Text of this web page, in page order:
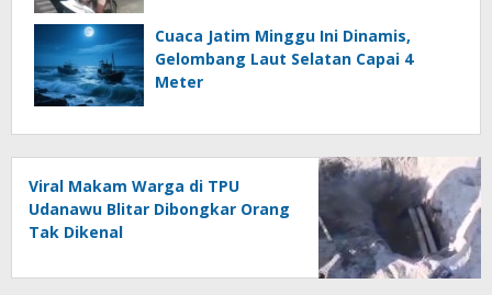
Cuaca Jatim Minggu Ini Dinamis,
Gelombang Laut Selatan Capai 4
Meter
Viral Makam Warga di TPU
Udanawu Blitar Dibongkar Orang
Tak Dikenal